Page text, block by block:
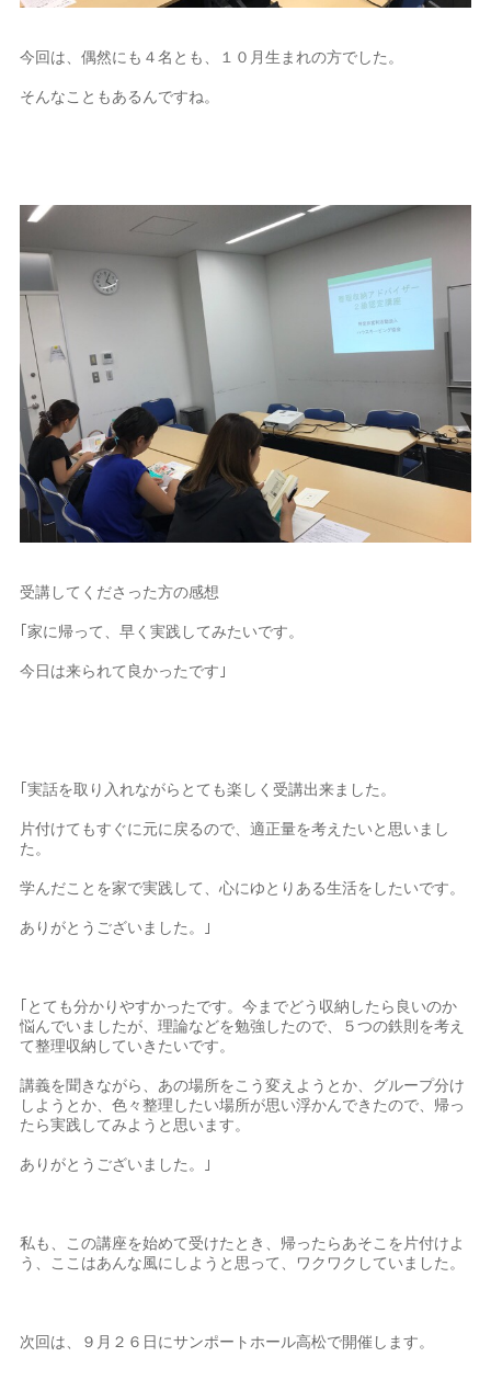
今回は、偶然にも４名とも、１０月生まれの方でした。
そんなこともあるんですね。
受講してくださった方の感想
｢家に帰って、早く実践してみたいです。
今日は来られて良かったです｣
｢実話を取り入れながらとても楽しく受講出来ました。
片付けてもすぐに元に戻るので、適正量を考えたいと思いまし
た。
学んだことを家で実践して、心にゆとりある生活をしたいです。
ありがとうございました。｣
｢とても分かりやすかったです。今までどう収納したら良いのか
悩んでいましたが、理論などを勉強したので、５つの鉄則を考え
て整理収納していきたいです。
講義を聞きながら、あの場所をこう変えようとか、グループ分け
しようとか、色々整理したい場所が思い浮かんできたので、帰っ
たら実践してみようと思います。
ありがとうございました。｣
私も、この講座を始めて受けたとき、帰ったらあそこを片付けよ
う、ここはあんな風にしようと思って、ワクワクしていました。
次回は、９月２６日にサンポートホール高松で開催します。